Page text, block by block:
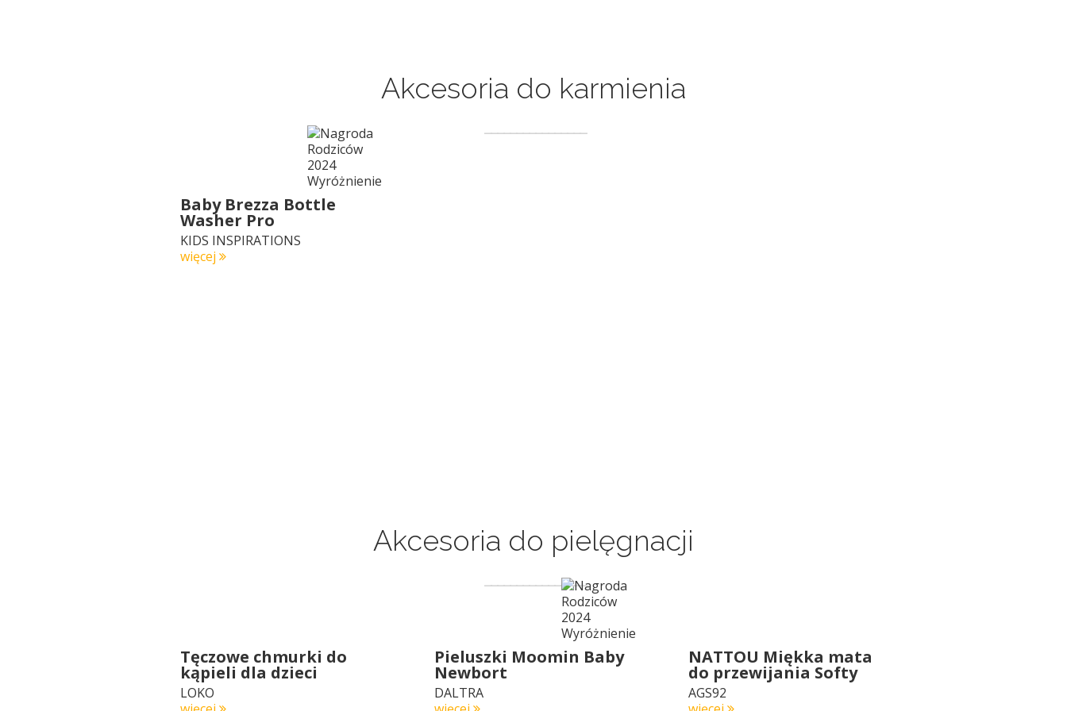
Akcesoria do karmienia
Baby Brezza Bottle
Washer Pro
KIDS INSPIRATIONS
więcej
Akcesoria do pielęgnacji
Tęczowe chmurki do
kąpieli dla dzieci
LOKO
Pieluszki Moomin Baby
Newbort
DALTRA
NATTOU Miękka mata
do przewijania Softy
AGS92